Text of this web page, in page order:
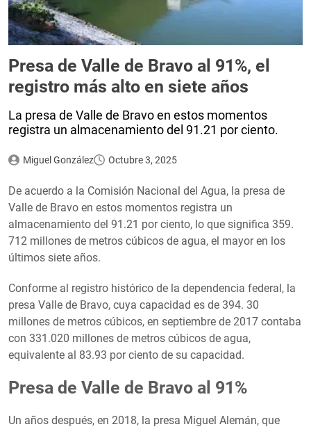
Presa de Valle de Bravo al 91%, el
registro más alto en siete años
La presa de Valle de Bravo en estos momentos
registra un almacenamiento del 91.21 por ciento.
Miguel González Octubre 3, 2025
De acuerdo a la Comisión Nacional del Agua, la presa de
Valle de Bravo en estos momentos registra un
almacenamiento del 91.21 por ciento, lo que significa 359.
712 millones de metros cúbicos de agua, el mayor en los
últimos siete años.
Conforme al registro histórico de la dependencia federal, la
presa Valle de Bravo, cuya capacidad es de 394. 30
millones de metros cúbicos, en septiembre de 2017 contaba
con 331.020 millones de metros cúbicos de agua,
equivalente al 83.93 por ciento de su capacidad.
Presa de Valle de Bravo al 91%
Un años después, en 2018, la presa Miguel Alemán, que